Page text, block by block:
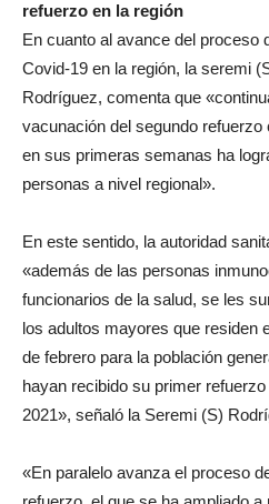
refuerzo en la región
En cuanto al avance del proceso
Covid-19 en la región, la seremi
Rodríguez, comenta que
vacunación del segundo
en sus primeras semanas ha
personas a nivel regional».
En este sentido, la autoridad
«además de las personas
funcionarios de la salud, se les
los adultos mayores que residen
de febrero para la población
hayan recibido su primer
2021», señaló la Seremi (S)
«En paralelo avanza el proceso